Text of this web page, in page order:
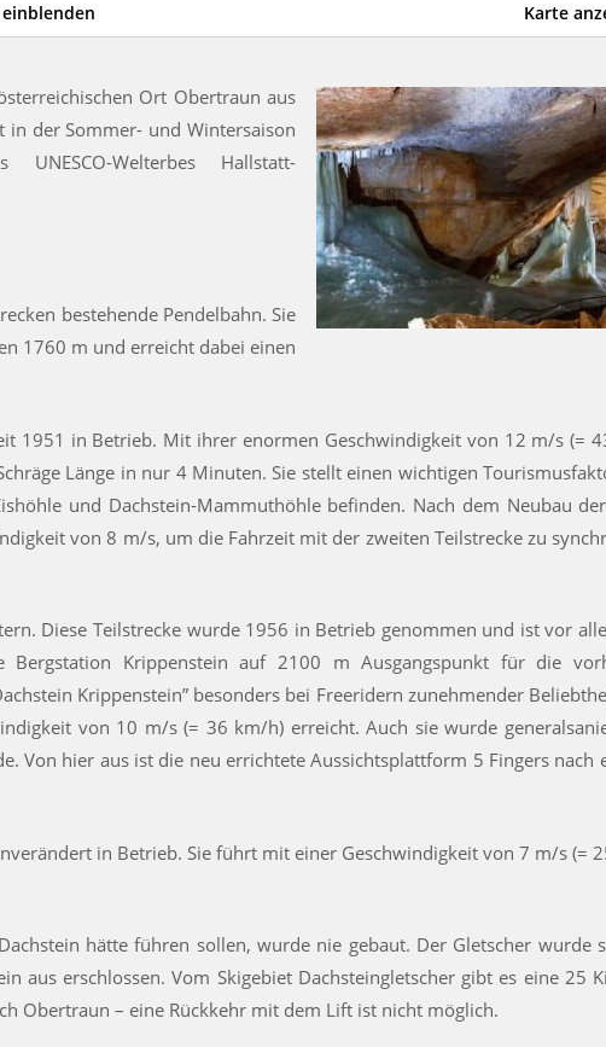
Karte
Ort Obertraun aus
in der Sommer- und Wintersaison
Welterbes Hallstatt-
bestehende Pendelbahn. Sie
1760 m und erreicht dabei einen
1951 in Betrieb. Mit ihrer enormen Geschwindigkeit von 12 m/s (=
Länge in nur 4 Minuten. Sie stellt einen wichtigen
und Dachstein-Mammuthöhle befinden. Nach dem Neubau
von 8 m/s, um die Fahrzeit mit der zweiten Teilstrecke zu
Diese Teilstrecke wurde 1956 in Betrieb genommen und ist vor
Krippenstein auf 2100 m Ausgangspunkt für die
Krippenstein” besonders bei Freeridern zunehmender
von 10 m/s (= 36 km/h) erreicht. Auch sie wurde
Von hier aus ist die neu errichtete Aussichtsplattform 5 Fingers nach
in Betrieb. Sie führt mit einer Geschwindigkeit von 7 m/s (=
hätte führen sollen, wurde nie gebaut. Der Gletscher wurde
aus erschlossen. Vom Skigebiet Dachsteingletscher gibt es eine 25
Obertraun – eine Rückkehr mit dem Lift ist nicht möglich.